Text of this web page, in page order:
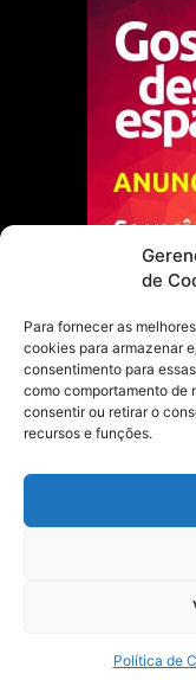
de
Para fornecer as
cookies para armazenar
consentimento para
como comportamento de
consentir ou retirar o
recursos e funções.
Política de
Escolha do
Justiça Itinerante
fundiária e
famílias em Portel
21 de maio de 2026
feminino pelos